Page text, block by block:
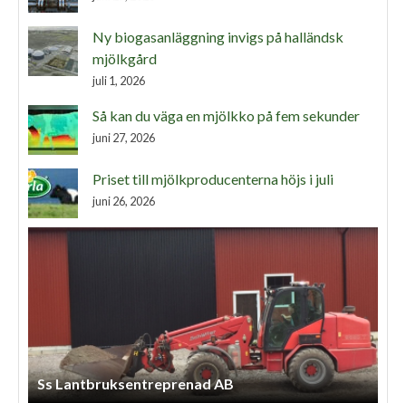
Ny biogasanläggning invigs på halländsk
mjölkgård
juli 1, 2026
Så kan du väga en mjölkko på fem sekunder
juni 27, 2026
Priset till mjölkproducenterna höjs i juli
juni 26, 2026
Ss Lantbruksentreprenad AB